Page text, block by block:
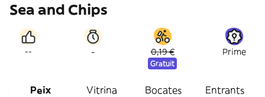
Sea and Chips
-- - 0,19 €
Gratuit
Prime
Peix Vitrina Bocates Entrants